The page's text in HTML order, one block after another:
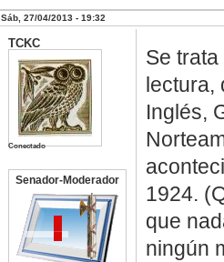
Sáb, 27/04/2013 - 19:32
TCKC
Conectado
Senador-Moderador
Se
lectura,
Inglés,
1924.
que
ningún